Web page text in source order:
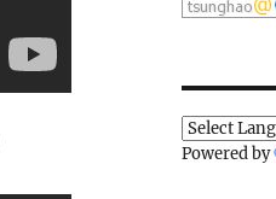
Powered by